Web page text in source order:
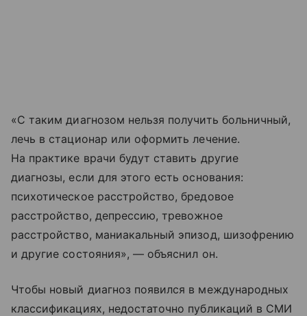
«С таким диагнозом нельзя получить больничный,
лечь в стационар или оформить лечение.
На практике врачи будут ставить другие
диагнозы, если для этого есть основания:
психотическое расстройство, бредовое
расстройство, депрессию, тревожное
расстройство, маниакальный эпизод, шизофрению
и другие состояния», — объяснил он.
Чтобы новый диагноз появился в международных
классификациях, недостаточно публикаций в СМИ